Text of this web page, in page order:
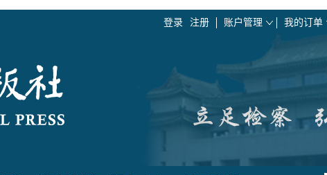
登录 注册 账户管理 我的订单